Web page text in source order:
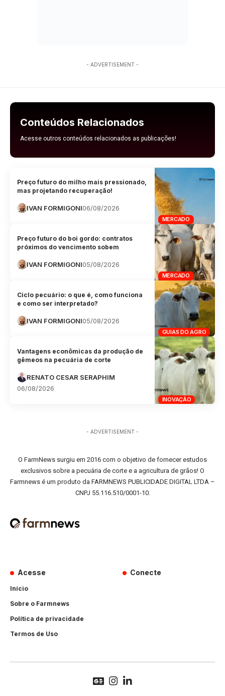
- ADVERTISEMENT -
Conteúdos Relacionados
Acesse outros conteúdos relacionados as publicações!
MERCADO
Preço futuro do milho mais pressionado,
mas projetando recuperação!
IVAN FORMIGONI06/08/2026
MERCADO
Preço futuro do boi gordo: contratos
próximos do vencimento sobem
IVAN FORMIGONI05/08/2026
GUIAS DO AGRO
Ciclo pecuário: o que é, como funciona
e como ser interpretado?
IVAN FORMIGONI05/08/2026
INOVAÇÃO
Vantagens econômicas da produção de
gêmeos na pecuária de corte
RENATO CESAR SERAPHIM
06/08/2026
- ADVERTISEMENT -
O FarmNews surgiu em 2016 com o objetivo de fornecer estudos
exclusivos sobre a pecuária de corte e a agricultura de grãos! O
Farmnews é um produto da FARMNEWS PUBLICIDADE DIGITAL LTDA –
CNPJ 55.116.510/0001-10.
Acesse
Início
Sobre o Farmnews
Política de privacidade
Termos de Uso
Conecte